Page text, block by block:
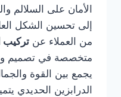
الأمان على السلالم
إلى تحسين الشكل
من العملاء عن تركيب
متخصصة في تصميم
يجمع بين القوة
الدرابزين الحديدي